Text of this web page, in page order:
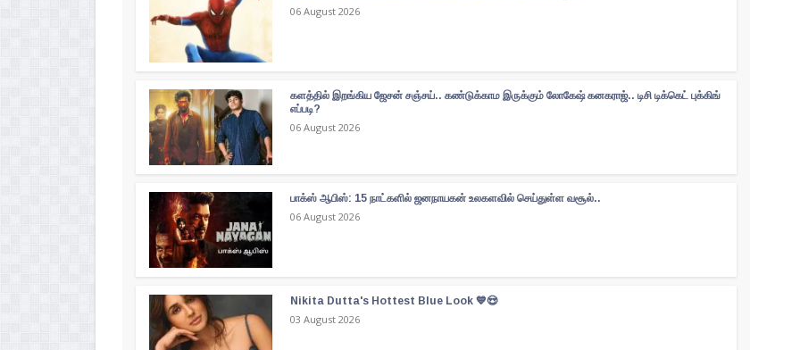
06 August 2026
களத்தில் இறங்கிய ஜேசன் சஞ்சய்.. கண்டுக்காம இருக்கும் லோகேஷ் கனகராஜ்.. டிசி டிக்கெட் புக்கிங்
எப்படி?
06 August 2026
பாக்ஸ் ஆபிஸ்: 15 நாட்களில் ஜனநாயகன் உலகளவில் செய்துள்ள வசூல்..
06 August 2026
Nikita Dutta's Hottest Blue Look 💙😍
03 August 2026